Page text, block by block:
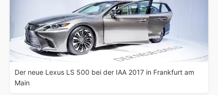
Der neue Lexus LS 500 bei der IAA 2017 in Frankfurt am
Main